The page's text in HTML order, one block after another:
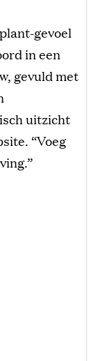
gevoel
in een
gevuld met
uitzicht
“Voeg